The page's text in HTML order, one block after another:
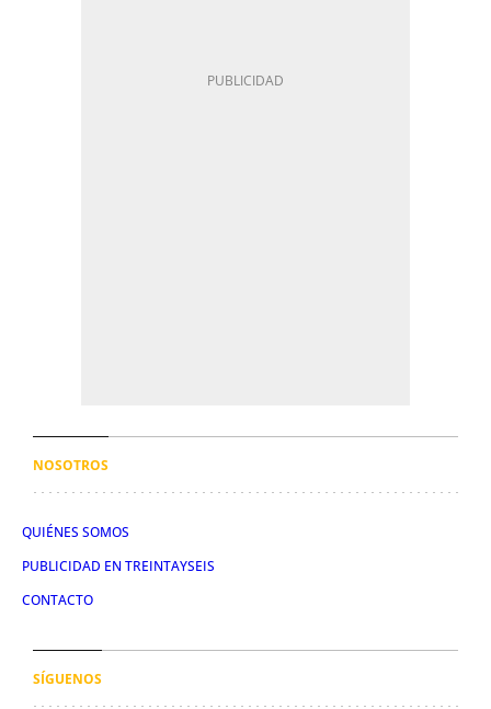
NOSOTROS
QUIÉNES SOMOS
PUBLICIDAD EN TREINTAYSEIS
CONTACTO
SÍGUENOS